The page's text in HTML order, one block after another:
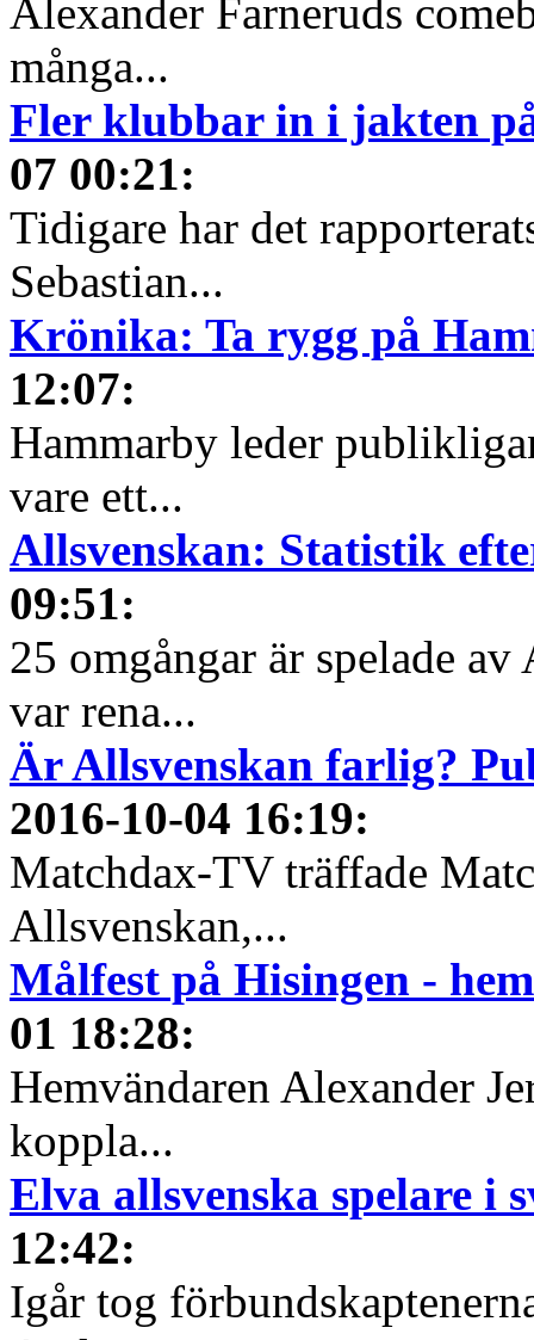
Alexander Farneruds
många...
Fler klubbar in i jakten
07 00:21:
Tidigare har det
Sebastian...
Krönika: Ta rygg på
12:07:
Hammarby leder
vare ett...
Allsvenskan: Statistik
09:51:
25 omgångar är spelade
var rena...
Är Allsvenskan farlig?
2016-10-04 16:19:
Matchdax-TV träffade
Allsvenskan,...
Målfest på Hisingen -
01 18:28:
Hemvändaren Alexander
koppla...
Elva allsvenska spelare i
12:42:
Igår tog